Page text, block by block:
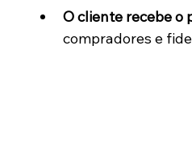
O cliente recebe o
compradores e